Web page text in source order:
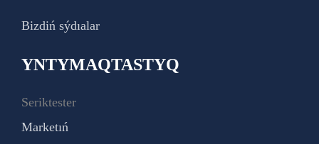
Bizdiń sýdıalar
YNTYMAQTASTYQ
Seriktester
Marketıń